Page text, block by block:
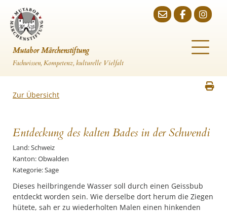
Mutabor Märchenstiftung
Fachwissen, Kompetenz, kulturelle Vielfalt
Zur Übersicht
Entdeckung des kalten Bades in der Schwendi
Land: Schweiz
Kanton: Obwalden
Kategorie: Sage
Dieses heilbringende Wasser soll durch einen Geissbub
entdeckt worden sein. Wie derselbe dort herum die Ziegen
hütete, sah er zu wiederholten Malen einen hinkenden